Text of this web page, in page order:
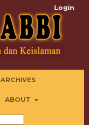
ARCHIVES
ABOUT
Login